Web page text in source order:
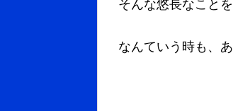
そんな悠長なこと
なんていう時も、